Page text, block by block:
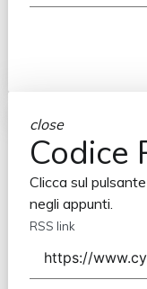
close
Codice
Clicca sul
negli appunti.
RSS link